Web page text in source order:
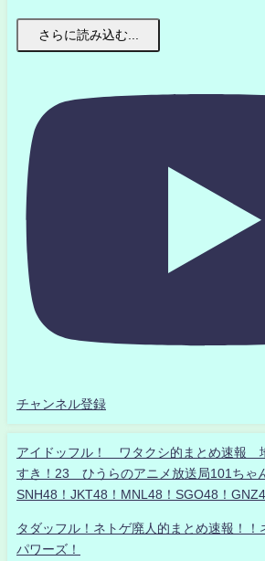
さらに読み込む...
チャンネル登録
アイドッフル！ ワタクシ的まとめ速報
すき！23 ひうらのアニメ放送局101ちゃ
SNH48！JKT48！MNL48！SGO48！
タダッフル！ネトゲ廃人的まとめ速報！
パワーズ！